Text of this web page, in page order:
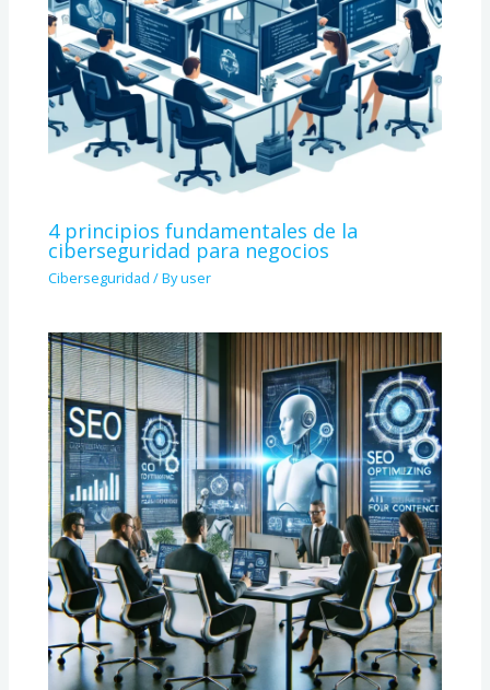
4 principios fundamentales de la
ciberseguridad para negocios
Ciberseguridad / Byuser